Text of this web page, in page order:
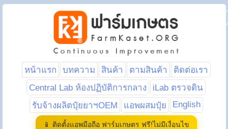
หน้าแรก บทความ สินค้า ตามสินค้า
ติดต่อเรา
Central Lab ห้องปฏิบัติการกลาง
iLab ตรวจดิน
รับจ้างผลิตปุ๋ยยาฯOEM
แอพผสมปุ๋ย English
📱 ติดตั้งแอพมือถือ ฟาร์มเกษตร ฟรี!ไม่มีเงื่อนไข